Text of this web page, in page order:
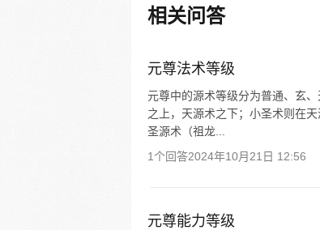
我为至尊！ 且看废物
陆、遭奇遇，成为叱
相关问答
元尊法术等级
元尊中的源术等级分为普通、玄
之上，天源术之下；小圣术则在
圣源术（祖龙...
1个回答2024年10月21日 12:56
元尊能力等级